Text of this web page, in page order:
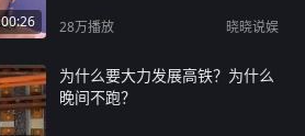
00:26 28万播放 晓晓说娱
为什么要大力发展高铁？为什么
晚间不跑？